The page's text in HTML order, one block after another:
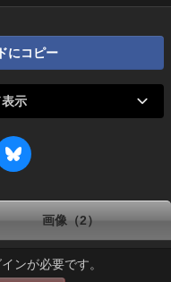
にコピー
示
画像（2）
ンが必要です。